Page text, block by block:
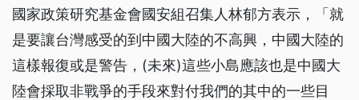
國家政策研究基金會國安組召集人林郁方表示，「就
是要讓台灣感受的到中國大陸的不高興，中國大陸的
這樣報復或是警告，(未來)這些小島應該也是中國大
陸會採取非戰爭的手段來對付我們的其中的一些目